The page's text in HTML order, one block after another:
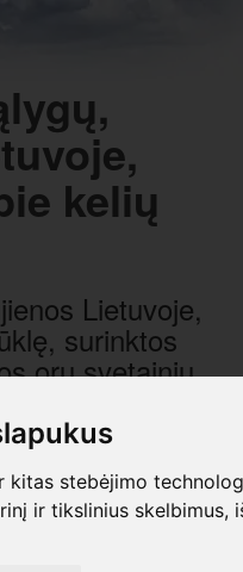
kitas stebėjimo
ir tikslinius skelbimus,
kelių
Lietuvoje,
surinktos
orų svetainių,
laiką.